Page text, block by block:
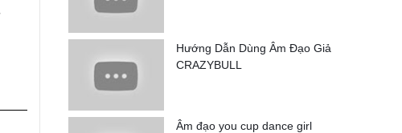
Hướng Dẫn Dùng Âm Đạo Giả
CRAZYBULL
Âm đạo you cup dance girl